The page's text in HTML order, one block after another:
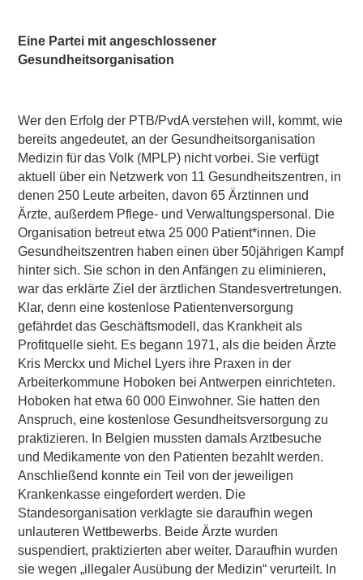
Eine Partei mit angeschlossener
Gesundheitsorganisation
Wer den Erfolg der PTB/PvdA verstehen will, kommt, wie
bereits angedeutet, an der Gesundheitsorganisation
Medizin für das Volk (MPLP) nicht vorbei. Sie verfügt
aktuell über ein Netzwerk von 11 Gesundheitszentren, in
denen 250 Leute arbeiten, davon 65 Ärztinnen und
Ärzte, außerdem Pflege- und Verwaltungspersonal. Die
Organisation betreut etwa 25 000 Patient*innen. Die
Gesundheitszentren haben einen über 50jährigen Kampf
hinter sich. Sie schon in den Anfängen zu eliminieren,
war das erklärte Ziel der ärztlichen Standesvertretungen.
Klar, denn eine kostenlose Patientenversorgung
gefährdet das Geschäftsmodell, das Krankheit als
Profitquelle sieht. Es begann 1971, als die beiden Ärzte
Kris Merckx und Michel Lyers ihre Praxen in der
Arbeiterkommune Hoboken bei Antwerpen einrichteten.
Hoboken hat etwa 60 000 Einwohner. Sie hatten den
Anspruch, eine kostenlose Gesundheitsversorgung zu
praktizieren. In Belgien mussten damals Arztbesuche
und Medikamente von den Patienten bezahlt werden.
Anschließend konnte ein Teil von der jeweiligen
Krankenkasse eingefordert werden. Die
Standesorganisation verklagte sie daraufhin wegen
unlauteren Wettbewerbs. Beide Ärzte wurden
suspendiert, praktizierten aber weiter. Daraufhin wurden
sie wegen „illegaler Ausübung der Medizin“ verurteilt. In